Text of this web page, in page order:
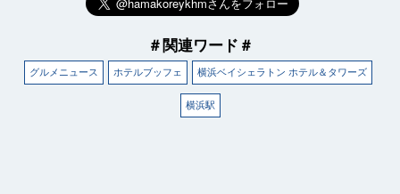
＃関連ワード＃
グルメニュース ホテルブッフェ 横浜ベイシェラトン ホテル＆タワーズ
横浜駅